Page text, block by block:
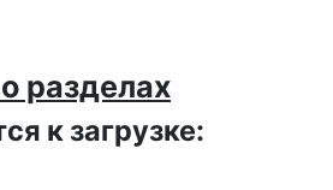
разделах
к загрузке: